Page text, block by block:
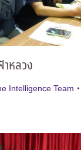
หลวง
Intelligence Team